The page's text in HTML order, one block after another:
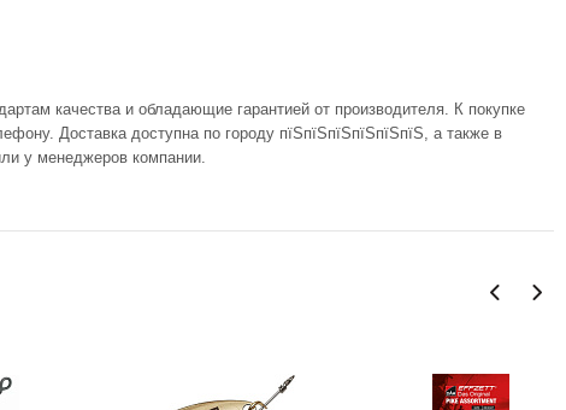
качества и обладающие гарантией от производителя. К покупке
Доставка доступна по городу пїЅпїЅпїЅпїЅпїЅпїЅ, а также в
у менеджеров компании.